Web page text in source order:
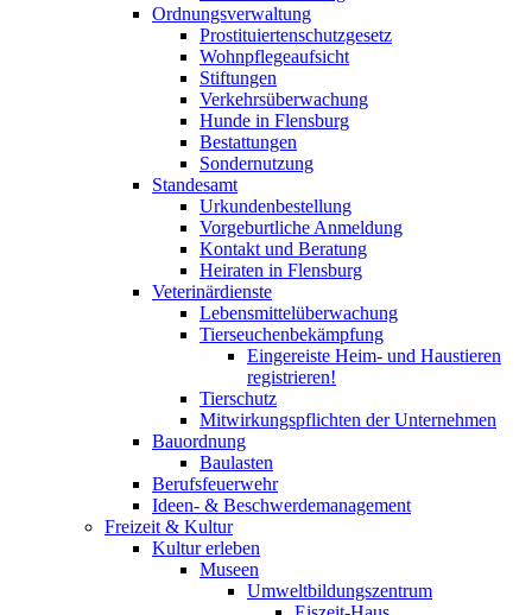
Ordnungsverwaltung
Prostituiertenschutzgesetz
Wohnpflegeaufsicht
Stiftungen
Verkehrsüberwachung
Hunde in Flensburg
Bestattungen
Sondernutzung
Standesamt
Urkundenbestellung
Vorgeburtliche Anmeldung
Kontakt und Beratung
Heiraten in Flensburg
Veterinärdienste
Lebensmittelüberwachung
Tierseuchenbekämpfung
Eingereiste Heim- und Haustieren
registrieren!
Tierschutz
Mitwirkungspflichten der Unternehmen
Bauordnung
Baulasten
Berufsfeuerwehr
Ideen- & Beschwerdemanagement
Freizeit & Kultur
Kultur erleben
Museen
Umweltbildungszentrum